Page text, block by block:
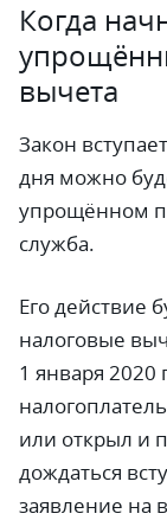
Когда
вычета
Закон
дня можно
упрощённом
служба.
Его действие
налоговые
1 января 2020
или открыл и
дождаться
заявление на